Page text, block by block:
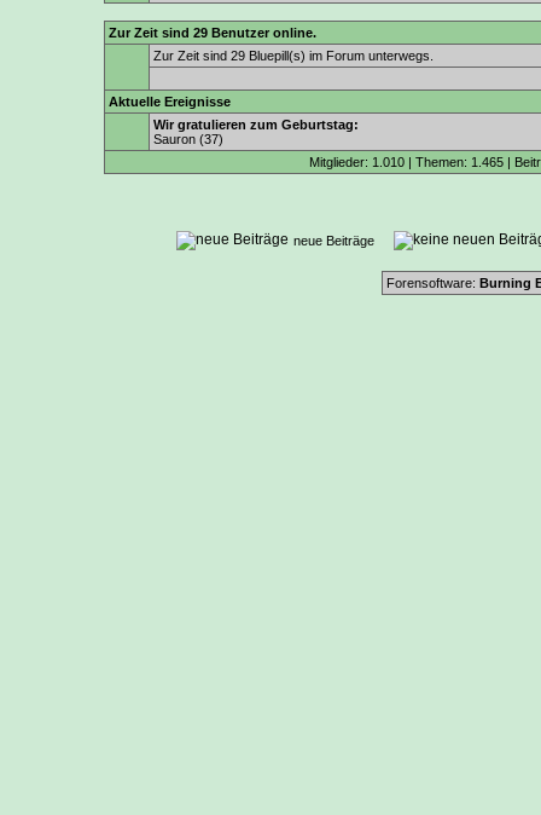
Zur Zeit sind 29 Benutzer online.
Zur Zeit sind 29 Bluepill(s) im Forum unterwegs.
Aktuelle Ereignisse
Wir gratulieren zum Geburtstag:
Sauron (37)
Mitglieder: 1.010 | Themen: 1.465 |
neue Beiträge
Forensoftware: Burning